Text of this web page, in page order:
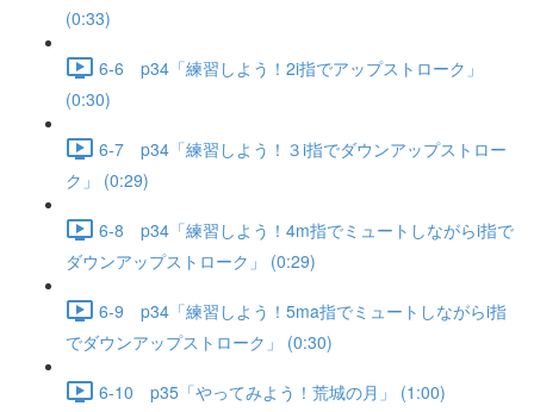
(0:33)
6-6 p34「練習しよう！2i指でアップストローク」
(0:30)
6-7 p34「練習しよう！３i指でダウンアップストロー
ク」 (0:29)
6-8 p34「練習しよう！4m指でミュートしながらi指で
ダウンアップストローク」 (0:29)
6-9 p34「練習しよう！5ma指でミュートしながらi指
でダウンアップストローク」 (0:30)
6-10 p35「やってみよう！荒城の月」 (1:00)